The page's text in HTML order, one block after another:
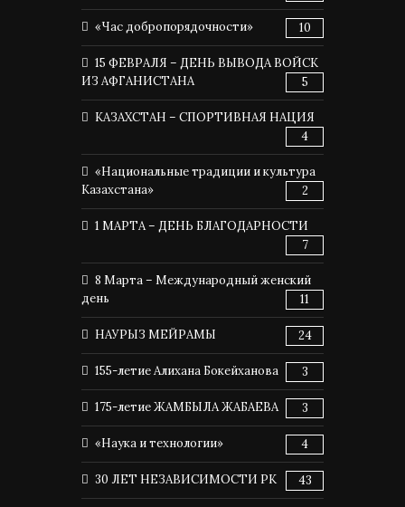
«Час добропорядочности» 10
15 ФЕВРАЛЯ – ДЕНЬ ВЫВОДА ВОЙСК
ИЗ АФГАНИСТАНА
5
КАЗАХСТАН – СПОРТИВНАЯ НАЦИЯ
4
«Национальные традиции и культура
Казахстана»
2
1 МАРТА – ДЕНЬ БЛАГОДАРНОСТИ
7
8 Марта – Международный женский
день
11
НАУРЫЗ МЕЙРАМЫ 24
155-летие Алихана Бокейханова 3
175-летие ЖАМБЫЛА ЖАБАЕВА 3
«Наука и технологии» 4
30 ЛЕТ НЕЗАВИСИМОСТИ РК 43